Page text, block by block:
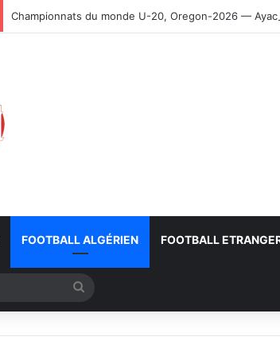
Championnats du monde U-20, Oregon-2026 —
FOOTBALL ALGÉRIEN FOOTBALL